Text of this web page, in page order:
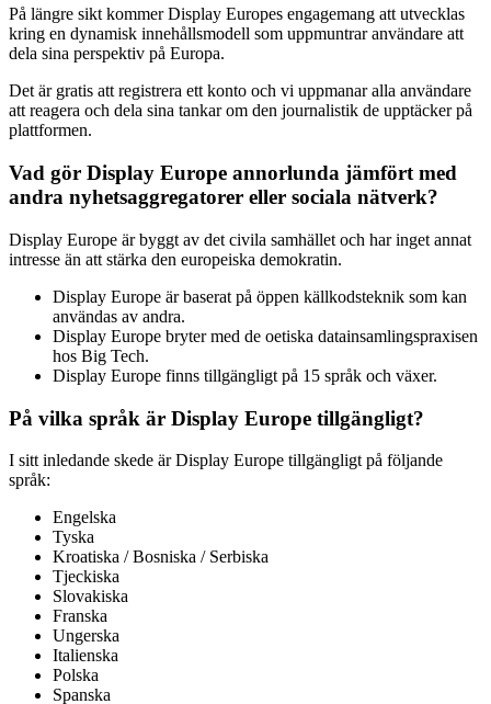
På längre sikt kommer Display Europes engagemang att utvecklas
kring en dynamisk innehållsmodell som uppmuntrar användare att
dela sina perspektiv på Europa.
Det är gratis att registrera ett konto och vi uppmanar alla användare
att reagera och dela sina tankar om den journalistik de upptäcker på
plattformen.
Vad gör Display Europe annorlunda jämfört med
andra nyhetsaggregatorer eller sociala nätverk?
Display Europe är byggt av det civila samhället och har inget annat
intresse än att stärka den europeiska demokratin.
Display Europe är baserat på öppen källkodsteknik som kan
användas av andra.
Display Europe bryter med de oetiska datainsamlingspraxisen
hos Big Tech.
Display Europe finns tillgängligt på 15 språk och växer.
På vilka språk är Display Europe tillgängligt?
I sitt inledande skede är Display Europe tillgängligt på följande
språk:
Engelska
Tyska
Kroatiska / Bosniska / Serbiska
Tjeckiska
Slovakiska
Franska
Ungerska
Italienska
Polska
Spanska